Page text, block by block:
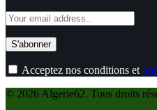
Acceptez nos conditions et
© 2026 Algerie62. Tous droits